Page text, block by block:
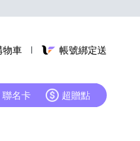
物車 帳號綁定送
名卡 超贈點